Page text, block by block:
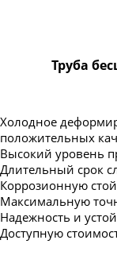
Труба
Труба
Труба
Труба
Труба
Труба
Труба
Труба
Холодное
положительных
Высокий уровень
Длительный срок
Коррозионную
Максимальную
Надежность и
Доступную